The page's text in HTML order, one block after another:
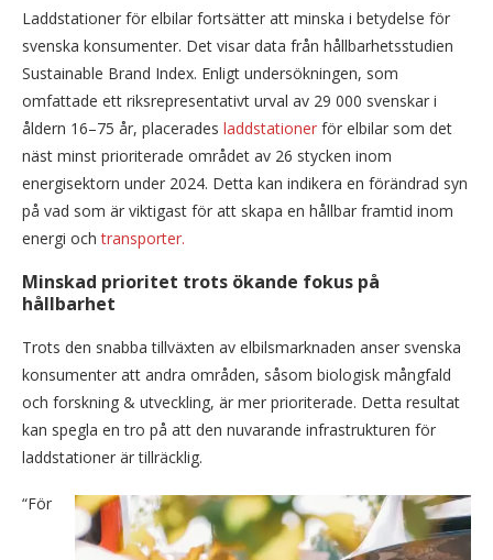
Laddstationer för elbilar fortsätter att minska i betydelse för
svenska konsumenter. Det visar data från hållbarhetsstudien
Sustainable Brand Index. Enligt undersökningen, som
omfattade ett riksrepresentativt urval av 29 000 svenskar i
åldern 16–75 år, placerades laddstationer för elbilar som det
näst minst prioriterade området av 26 stycken inom
energisektorn under 2024. Detta kan indikera en förändrad syn
på vad som är viktigast för att skapa en hållbar framtid inom
energi ochtransporter.
Minskad prioritet trots ökande fokus på
hållbarhet
Trots den snabba tillväxten av elbilsmarknaden anser svenska
konsumenter att andra områden, såsom biologisk mångfald
och forskning & utveckling, är mer prioriterade. Detta resultat
kan spegla en tro på att den nuvarande infrastrukturen för
laddstationer är tillräcklig.
“För